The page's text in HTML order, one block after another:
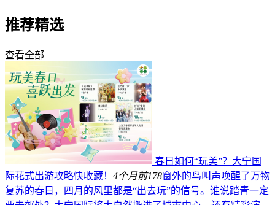
推荐精选
查看全部
春日如何“玩美”？大宁国
际花式出游攻略快收藏！ 4个月前178窗外的鸟叫声唤醒了万物
复苏的春日，四月的风里都是“出去玩”的信号。谁说踏青一定